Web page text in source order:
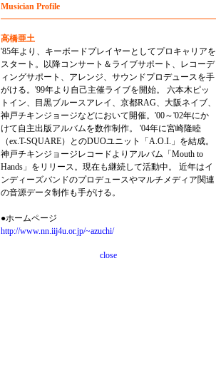
Musician Profile
高橋亜土
'85年より、キーボードプレイヤーとしてプロキャリアを
スタート。以降コンサート＆ライブサポート、レコーデ
ィングサポート、アレンジ、サウンドプロデュースを手
がける。'99年より自己主催ライブを開始。 六本木ピッ
トイン、目黒ブルースアレイ、京都RAG、大阪ネイブ、
神戸チキンジョージなどにおいて開催。'00～'02年にか
けて自主出版アルバムを数作制作。 '04年に宮崎隆睦
（ex.T-SQUARE）とのDUOユニット「A.O.I.」を結成。
神戸チキンジョージレコードよりアルバム「Mouth to
Hands」をリリース。現在も継続して活動中。 近年はイ
ンディーズバンドのプロデュースやマルチメディア関連
の音源データ制作も手がける。
●ホームページ
http://www.nn.iij4u.or.jp/~azuchi/
close